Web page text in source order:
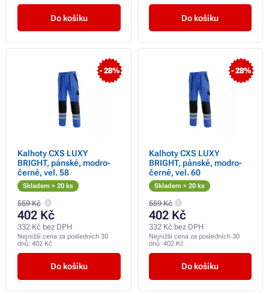
Do košíku Do košíku
- 28%
Kalhoty CXS LUXY
BRIGHT, pánské, modro-
černé, vel. 58
Skladem > 20 ks
559 Kč
402 Kč
332 Kč bez DPH
Nejnižší cena za posledních 30
dnů: 402 Kč
Do košíku
- 28%
Kalhoty CXS LUXY
BRIGHT, pánské, modro-
černé, vel. 60
Skladem > 20 ks
559 Kč
402 Kč
332 Kč bez DPH
Nejnižší cena za posledních 30
dnů: 402 Kč
Do košíku